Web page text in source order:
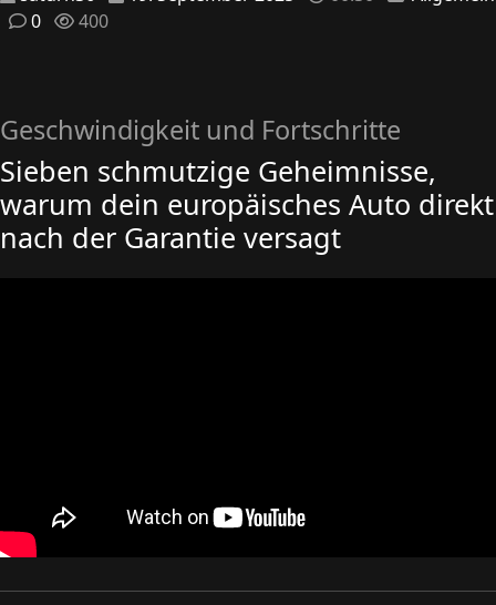
0
400
Geschwindigkeit und Fortschritte
Sieben schmutzige Geheimnisse,
warum dein europäisches Auto direkt
nach der Garantie versagt